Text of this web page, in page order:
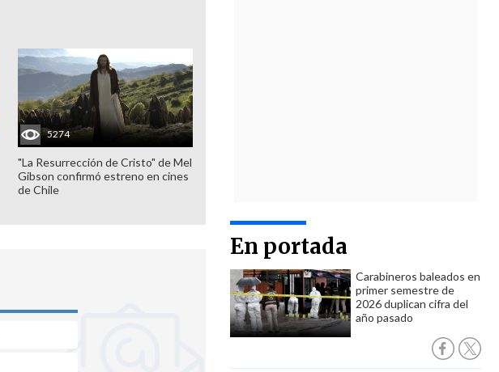
En portada
Carabineros baleados en
primer semestre de
2026 duplican cifra del
año pasado
5274
"La Resurrección de Cristo" de Mel
Gibson confirmó estreno en cines
de Chile